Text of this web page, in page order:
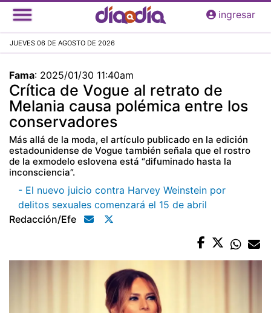
Pasar
al
principal
ingresar
JUEVES 06 DE AGOSTO DE 2026
Fama: 2025/01/30 11:40am
Crítica de Vogue al retrato de
Melania causa polémica entre los
conservadores
Más allá de la moda, el artículo publicado en la edición
estadounidense de Vogue también señala que el rostro
de la exmodelo eslovena está “difuminado hasta la
inconsciencia”.
- El nuevo juicio contra Harvey Weinstein por
delitos sexuales comenzará el 15 de abril
Redacción/efe